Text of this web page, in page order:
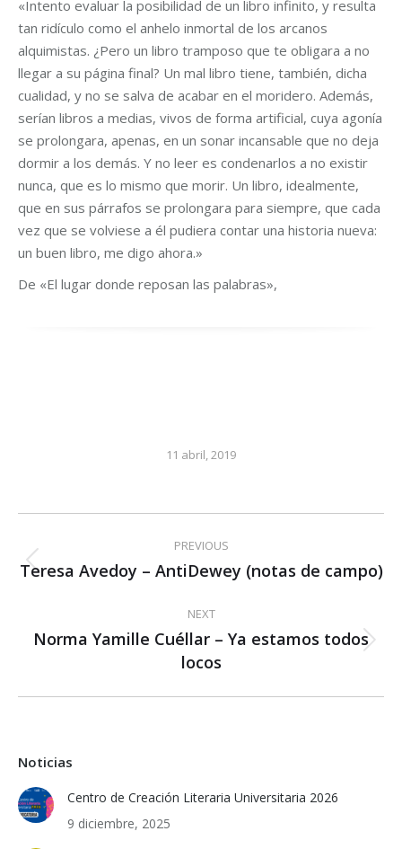
«Intento evaluar la posibilidad de un libro infinito, y resulta
tan ridículo como el anhelo inmortal de los arcanos
alquimistas. ¿Pero un libro tramposo que te obligara a no
llegar a su página final? Un mal libro tiene, también, dicha
cualidad, y no se salva de acabar en el moridero. Además,
serían libros a medias, vivos de forma artificial, cuya agonía
se prolongara, apenas, en un sonar incansable que no deja
dormir a los demás. Y no leer es condenarlos a no existir
nunca, que es lo mismo que morir. Un libro, idealmente,
que en sus párrafos se prolongara para siempre, que cada
vez que se volviese a él pudiera contar una historia nueva:
un buen libro, me digo ahora.»
De «El lugar donde reposan las palabras»,
11 abril, 2019
navigation
PREVIOUS
Previous
Teresa Avedoy – AntiDewey (notas de campo)
NEXT
Next
post:
Norma Yamille Cuéllar – Ya estamos todos
locos
Noticias
Centro de Creación Literaria Universitaria 2026
9 diciembre, 2025